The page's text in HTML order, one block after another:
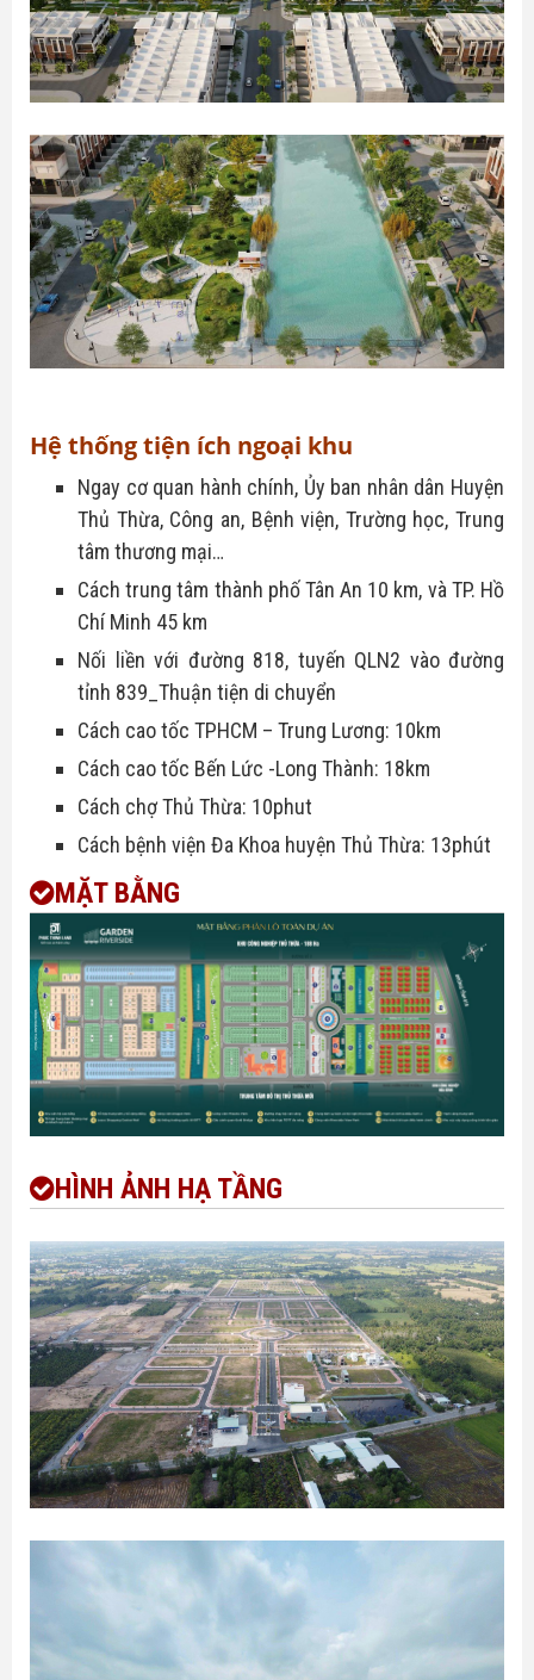
Hệ thống tiện ích ngoại khu
Ngay cơ quan hành chính, Ủy ban nhân dân Huyện
Thủ Thừa, Công an, Bệnh viện, Trường học, Trung
tâm thương mại…
Cách trung tâm thành phố Tân An 10 km, và TP. Hồ
Chí Minh 45 km
Nối liền với đường 818, tuyến QLN2 vào đường
tỉnh 839_Thuận tiện di chuyển
Cách cao tốc TPHCM – Trung Lương: 10km
Cách cao tốc Bến Lức -Long Thành: 18km
Cách chợ Thủ Thừa: 10phut
Cách bệnh viện Đa Khoa huyện Thủ Thừa: 13phút
MẶT BẰNG
HÌNH ẢNH HẠ TẦNG